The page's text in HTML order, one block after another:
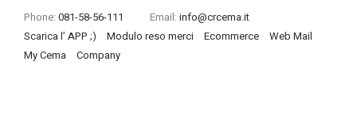
Phone: 081-58-56-111 Email: info@crcema.it
Scarica l’ APP ;)
Modulo reso merci Ecommerce
Web Mail
My Cema
Company